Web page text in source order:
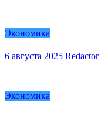
Экономика
6 августа 2025 Redactor
Экономика